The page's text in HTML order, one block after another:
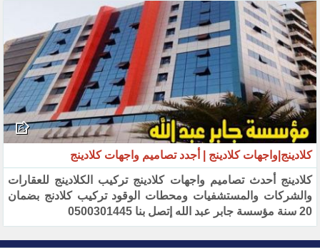
كلادينج|واجهات كلادينج | أجدد تصاميم واجهات كلادينج
كلادينج أحدث تصاميم واجهات كلادينج تركيب الكلادينج للعقارات
والشركات والمستشفيات ومحطات الوقود تركيب ‏كلادنج بضمان
20 سنة مؤسسة جابر عبد الله إتصل بنا 0500301445‏